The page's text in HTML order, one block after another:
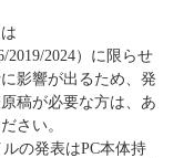
2019/2024）に限らせ
影響が出るため、発
稿が必要な方は、あ
さい。
の発表はPC本体持